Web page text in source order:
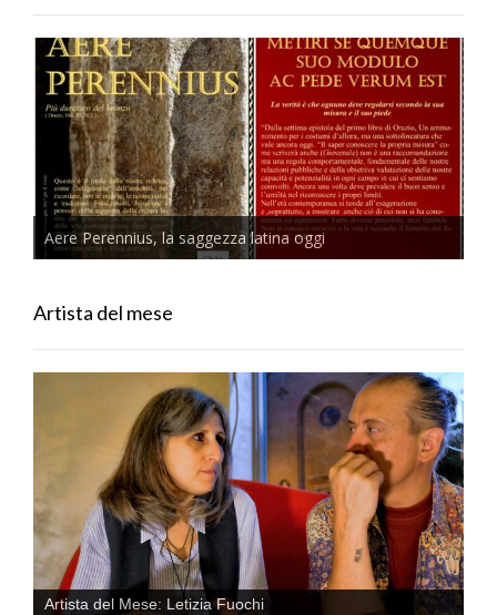
Aere Perennius, la saggezza latina oggi
Artista del mese
Artista del Mese: Letizia Fuochi